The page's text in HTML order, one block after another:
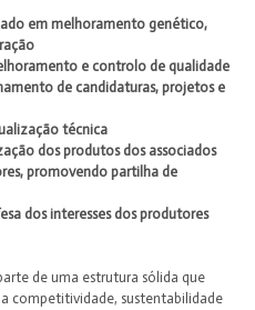
em melhoramento genético,
e controlo de qualidade
de candidaturas, projetos e
técnica
dos produtos dos associados
promovendo partilha de
dos interesses dos produtores
de uma estrutura sólida que
competitividade, sustentabilidade